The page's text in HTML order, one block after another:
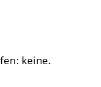
keine.